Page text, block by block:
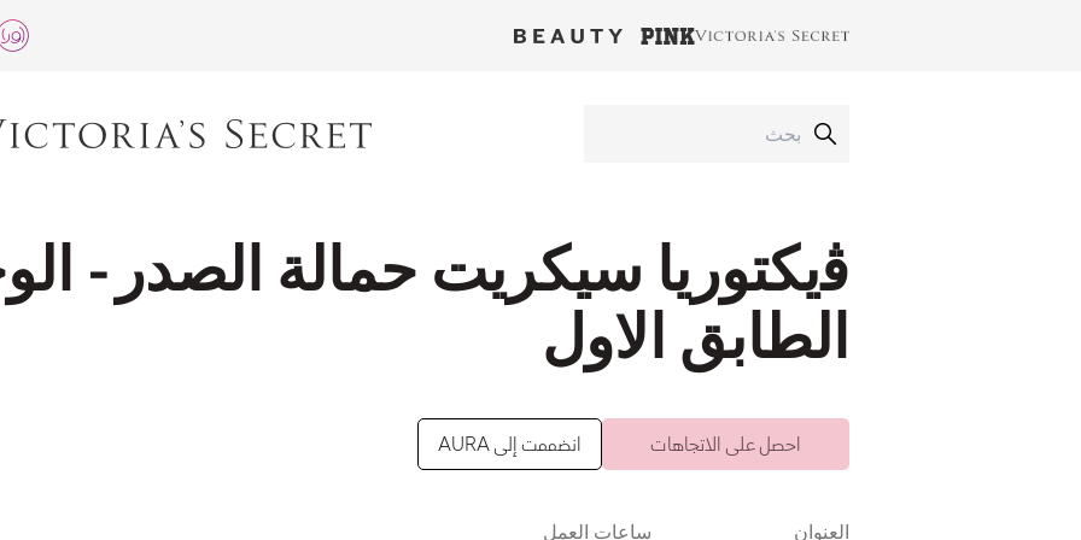
ﭬيكتوريا سيكريت حمالة الصدر -
الطابق الاول
احصل على الاتجاهات انضممت إلى AURA
العنوان ساعات العمل